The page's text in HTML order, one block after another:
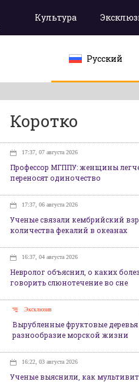
Культура
Русский
Коротко
17:37, 07 августа 2026
Профессор МГППУ: женщины
переносят одиночество
17:37, 06 августа 2026
Ученые связали кембрийский
количества фекалий в океанах
16:37, 04 августа 2026
Невролог объяснил, о каких
говорить слюнотечение во сне
Эксклюзив
Вырубленные фруктовые
разнообразие морской жизни
16:22, 03 августа 2026
Ученые выяснили, как